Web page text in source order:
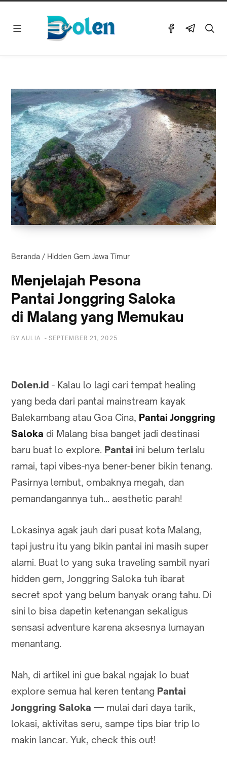
Beranda / Hidden Gem Jawa Timur
Menjelajah Pesona
Pantai Jonggring Saloka
di Malang yang Memukau
BY AULIA - SEPTEMBER 21, 2025
Dolen.id - Kalau lo lagi cari tempat healing
yang beda dari pantai mainstream kayak
Balekambang atau Goa Cina, Pantai Jonggring
Saloka di Malang bisa banget jadi destinasi
baru buat lo explore. Pantai ini belum terlalu
ramai, tapi vibes-nya bener-bener bikin tenang.
Pasirnya lembut, ombaknya megah, dan
pemandangannya tuh... aesthetic parah!
Lokasinya agak jauh dari pusat kota Malang,
tapi justru itu yang bikin pantai ini masih super
alami. Buat lo yang suka traveling sambil nyari
hidden gem, Jonggring Saloka tuh ibarat
secret spot yang belum banyak orang tahu. Di
sini lo bisa dapetin ketenangan sekaligus
sensasi adventure karena aksesnya lumayan
menantang.
Nah, di artikel ini gue bakal ngajak lo buat
explore semua hal keren tentang Pantai
Jonggring Saloka — mulai dari daya tarik,
lokasi, aktivitas seru, sampe tips biar trip lo
makin lancar. Yuk, check this out!